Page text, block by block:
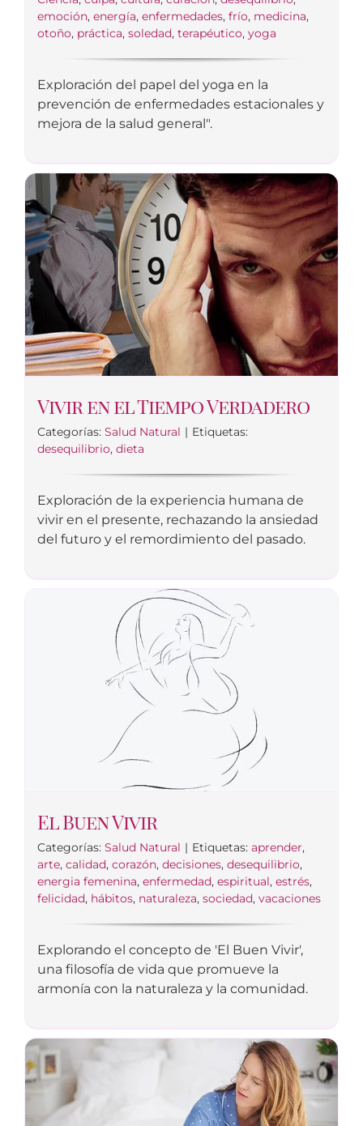
emoción, energía, enfermedades, frío, medicina,
otoño, práctica, soledad, terapéutico, yoga
Exploración del papel del yoga en la
prevención de enfermedades estacionales y
mejora de la salud general".
Vivir en el Tiempo Verdadero
Categorías: Salud Natural | Etiquetas:
desequilibrio, dieta
Exploración de la experiencia humana de
vivir en el presente, rechazando la ansiedad
del futuro y el remordimiento del pasado.
El Buen Vivir
Categorías: Salud Natural | Etiquetas: aprender,
arte, calidad, corazón, decisiones, desequilibrio,
energia femenina, enfermedad, espiritual, estrés,
felicidad, hábitos, naturaleza, sociedad, vacaciones
Explorando el concepto de 'El Buen Vivir',
una filosofía de vida que promueve la
armonía con la naturaleza y la comunidad.